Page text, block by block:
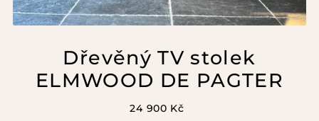
Dřevěný TV stolek
ELMWOOD DE PAGTER
24 900 Kč